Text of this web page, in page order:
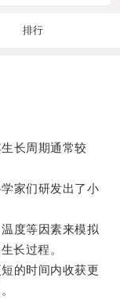
排行
长周期通常较
家们研发出了小
度等因素来模拟
长过程。
的时间内收获更